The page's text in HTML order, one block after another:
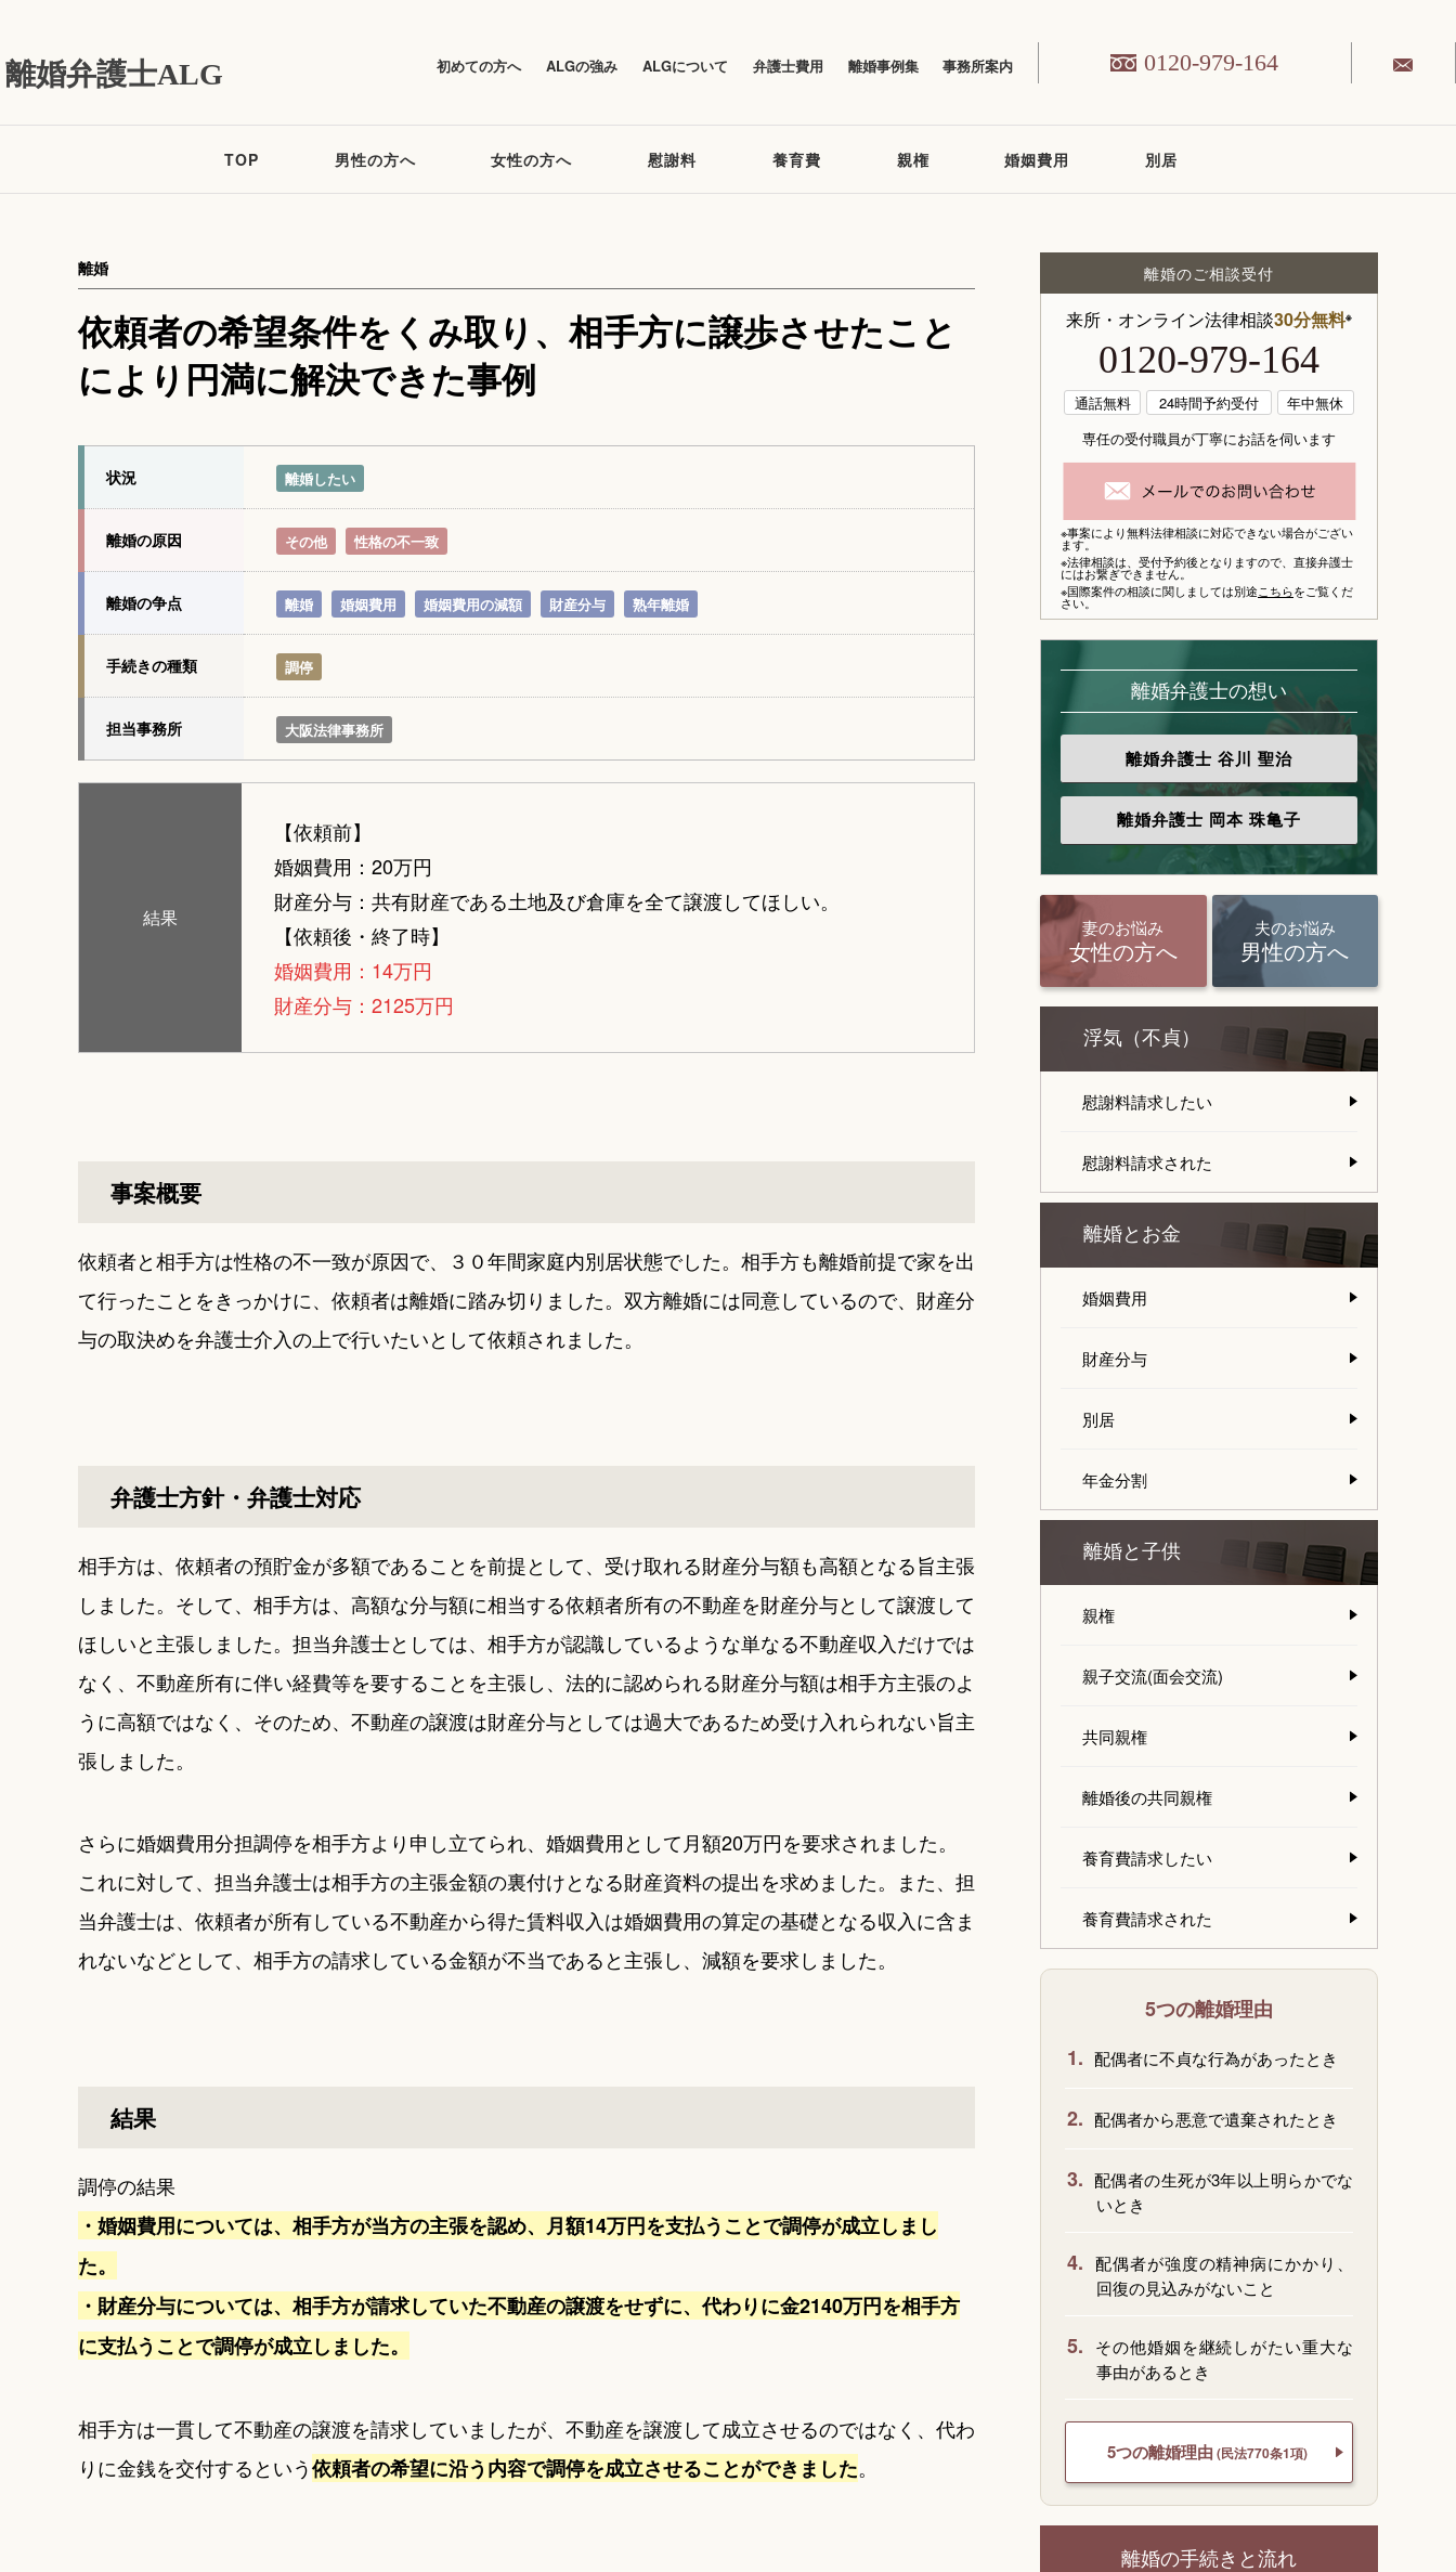
離婚弁護士ALG 初めての方へ ALGの強み ALGについて 弁護士費用 離婚事例集 事務所案内 0120-979-164
TOP 男性の方へ 女性の方へ 慰謝料 養育費 親権 婚姻費用 別居
依頼者の希望条件をくみ取り、相手方に譲歩させたこと
により円満に解決できた事例
離婚
状況 離婚したい
離婚の原因 その他 性格の不一致
離婚の争点 離婚 婚姻費用 婚姻費用の減額 財産分与 熟年離婚
手続きの種類 調停
担当事務所 大阪法律事務所
結果
【依頼前】
婚姻費用：20万円
財産分与：共有財産である土地及び倉庫を全て譲渡してほしい。
【依頼後・終了時】
婚姻費用：14万円
財産分与：2125万円
事案概要
依頼者と相手方は性格の不一致が原因で、３０年間家庭内別居状態でした。相手方も離婚前提で家を出
て行ったことをきっかけに、依頼者は離婚に踏み切りました。双方離婚には同意しているので、財産分
与の取決めを弁護士介入の上で行いたいとして依頼されました。
弁護士方針・弁護士対応
相手方は、依頼者の預貯金が多額であることを前提として、受け取れる財産分与額も高額となる旨主張
しました。そして、相手方は、高額な分与額に相当する依頼者所有の不動産を財産分与として譲渡して
ほしいと主張しました。担当弁護士としては、相手方が認識しているような単なる不動産収入だけでは
なく、不動産所有に伴い経費等を要することを主張し、法的に認められる財産分与額は相手方主張のよ
うに高額ではなく、そのため、不動産の譲渡は財産分与としては過大であるため受け入れられない旨主
張しました。
さらに婚姻費用分担調停を相手方より申し立てられ、婚姻費用として月額20万円を要求されました。
これに対して、担当弁護士は相手方の主張金額の裏付けとなる財産資料の提出を求めました。また、担
当弁護士は、依頼者が所有している不動産から得た賃料収入は婚姻費用の算定の基礎となる収入に含ま
れないなどとして、相手方の請求している金額が不当であると主張し、減額を要求しました。
結果
調停の結果
・婚姻費用については、相手方が当方の主張を認め、月額14万円を支払うことで調停が成立しまし
た。
・財産分与については、相手方が請求していた不動産の譲渡をせずに、代わりに金2140万円を相手方
に支払うことで調停が成立しました。
相手方は一貫して不動産の譲渡を請求していましたが、不動産を譲渡して成立させるのではなく、代わ
りに金銭を交付するという依頼者の希望に沿う内容で調停を成立させることができました。
離婚のご相談受付
来所・オンライン法律相談30分無料※
0120-979-164
通話無料 24時間予約受付
年中無休
専任の受付職員が丁寧にお話を伺います
※事案により無料法律相談に対応できない場合がござい
ます。
※法律相談は、 受付予約後となりますので、 直接弁護士
にはお繋ぎできません。
※国際案件の相談に関しましては別途こちらをご覧くだ
さい。
離婚弁護士の想い
離婚弁護士 谷川 聖治
離婚弁護士 岡本 珠亀子
妻のお悩み
女性の方へ
夫のお悩み
男性の方へ
浮気（不貞）
慰謝料請求したい
慰謝料請求された
離婚とお金
婚姻費用
財産分与
別居
年金分割
離婚と子供
親権
親子交流(面会交流)
共同親権
離婚後の共同親権
養育費請求したい
養育費請求された
5つの離婚理由
1. 配偶者に不貞な行為があったとき
2. 配偶者から悪意で遺棄されたとき
3. 配偶者の生死が3年以上明らかでな
いとき
4. 配偶者が強度の精神病にかかり、
回復の見込みがないこと
5.
その他婚姻を継続しがたい重大な
事由があるとき
5つの離婚理由 (民法770条1項)
離婚の手続きと流れ